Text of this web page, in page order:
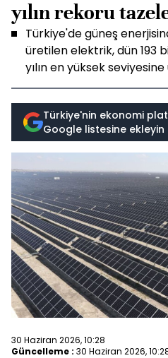
yılın rekoru
Türkiye'de güneş
üretilen elektrik, dün 193
yılın en yüksek seviyesine
Türkiye'nin ekonomi
Google listesine ekleyin
30 Haziran 2026, 10:28
Güncelleme : 30 Haziran 2026,